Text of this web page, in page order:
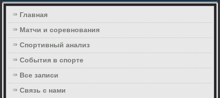
Главная
Матчи и соревнования
Спортивный анализ
События в спорте
Все записи
Связь с нами